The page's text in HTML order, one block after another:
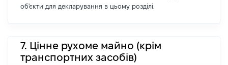
об'єкти для декларування в цьому розділі.
7. Цінне рухоме майно (крім
транспортних засобів)